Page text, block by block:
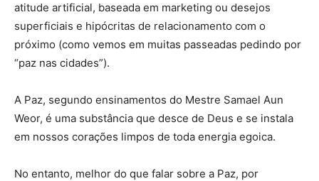
atitude artificial, baseada em marketing ou desejos
superficiais e hipócritas de relacionamento com o
próximo (como vemos em muitas passeadas pedindo por
“paz nas cidades”).
A Paz, segundo ensinamentos do Mestre Samael Aun
Weor, é uma substância que desce de Deus e se instala
em nossos corações limpos de toda energia egoica.
No entanto, melhor do que falar sobre a Paz, por